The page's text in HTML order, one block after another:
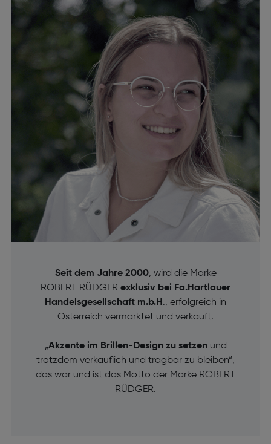
Seit dem Jahre 2000, wird die Marke
ROBERT RÜDGER exklusiv bei Fa.Hartlauer
Handelsgesellschaft m.b.H ., erfolgreich in
Österreich vermarktet und verkauft.
„Akzente im Brillen-Design zu setzenund
trotzdem verkäuflich und tragbar zu bleiben“,
das war und ist das Motto der Marke ROBERT
RÜDGER.